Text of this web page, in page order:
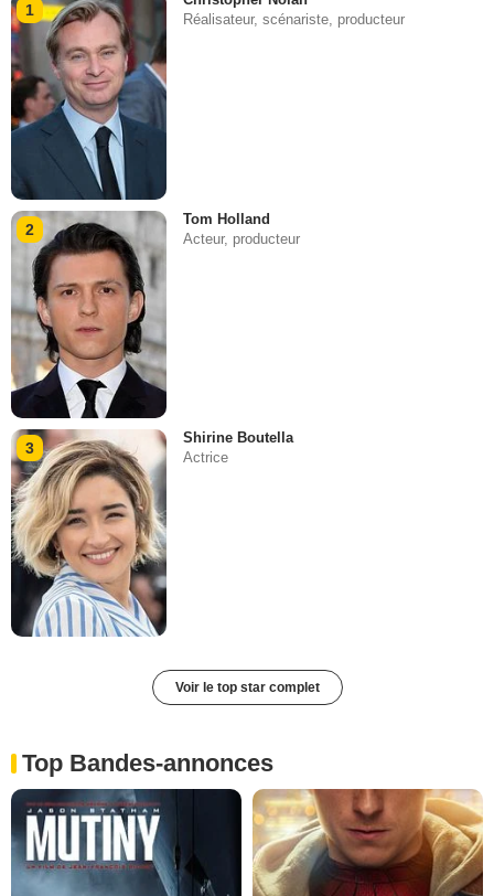
1
Réalisateur, scénariste, producteur
2
Tom Holland
Acteur, producteur
3
Shirine Boutella
Actrice
Voir le top star complet
Top Bandes-annonces